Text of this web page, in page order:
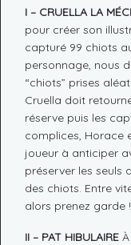
I – CRUELLA LA
pour créer son
capturé 99 chiots
personnage, nous
“chiots” prises
Cruella doit
réserve puis les
complices, Horace
joueur à anticiper
préserver les seuls
des chiots. Entre
alors prenez garde !
II – PAT HIBULAIRE